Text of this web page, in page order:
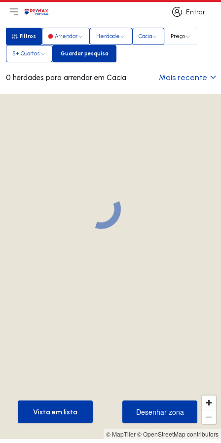
Entrar
Entrar
Abri menu principal
LogoIr para página inicial
Filtros
Filtros Arrendar Herdade Cacia Preço
5+ Quartos Guardar pesquisa
Guardar pesquisa
0 herdades para arrendar em Cacia Mais recente
© MapTiler© OpenStreetMap contributors
Desenhar zona
Desenhar zona
Vista em lista
Vista em lista